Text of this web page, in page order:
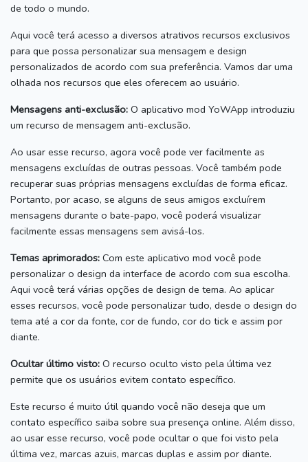
de todo o mundo.
Aqui você terá acesso a diversos atrativos recursos exclusivos
para que possa personalizar sua mensagem e design
personalizados de acordo com sua preferência. Vamos dar uma
olhada nos recursos que eles oferecem ao usuário.
Mensagens anti-exclusão: O aplicativo mod YoWApp introduziu
um recurso de mensagem anti-exclusão.
Ao usar esse recurso, agora você pode ver facilmente as
mensagens excluídas de outras pessoas. Você também pode
recuperar suas próprias mensagens excluídas de forma eficaz.
Portanto, por acaso, se alguns de seus amigos excluírem
mensagens durante o bate-papo, você poderá visualizar
facilmente essas mensagens sem avisá-los.
Temas aprimorados: Com este aplicativo mod você pode
personalizar o design da interface de acordo com sua escolha.
Aqui você terá várias opções de design de tema. Ao aplicar
esses recursos, você pode personalizar tudo, desde o design do
tema até a cor da fonte, cor de fundo, cor do tick e assim por
diante.
Ocultar último visto: O recurso oculto visto pela última vez
permite que os usuários evitem contato específico.
Este recurso é muito útil quando você não deseja que um
contato específico saiba sobre sua presença online. Além disso,
ao usar esse recurso, você pode ocultar o que foi visto pela
última vez, marcas azuis, marcas duplas e assim por diante.